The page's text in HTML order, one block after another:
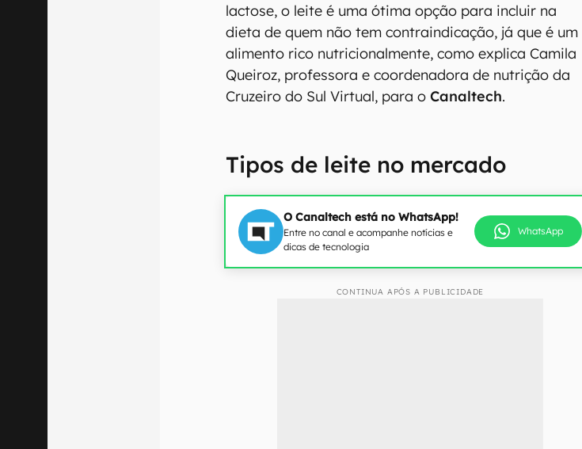
lactose, o leite é uma ótima opção para incluir na
dieta de quem não tem contraindicação, já que é um
alimento rico nutricionalmente, como explica Camila
Queiroz, professora e coordenadora de nutrição da
Cruzeiro do Sul Virtual, para oCanaltech.
Tipos de leite no mercado
O Canaltech está no WhatsApp!
Entre no canal e acompanhe notícias e
dicas de tecnologia
WhatsApp
CONTINUA APÓS A PUBLICIDADE